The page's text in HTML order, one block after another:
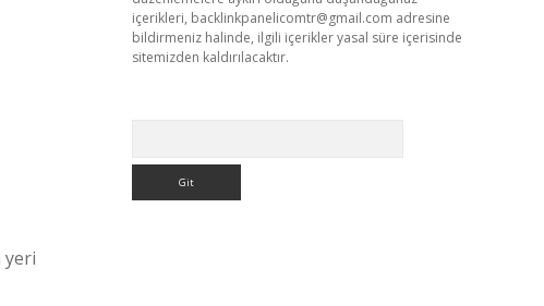
yeri
içerikleri, backlinkpanelicomtr@gmail.com adresine
bildirmeniz halinde, ilgili içerikler yasal süre içerisinde
sitemizden kaldırılacaktır.